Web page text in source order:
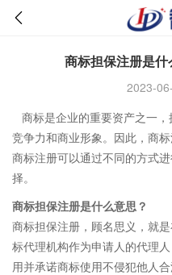
商标担保注册是
2023-
商标是企业的重要资产之一
竞争力和商业形象。因此，商
商标注册可以通过不同的方式
择。
商标担保注册是什么意思？
商标担保注册，顾名思义，就
标代理机构作为申请人的代理
用并承诺商标使用不侵犯他人